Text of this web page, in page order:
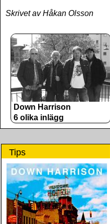
Skrivet av Håkan Olsson
Down Harrison
6 olika inlägg
Tips